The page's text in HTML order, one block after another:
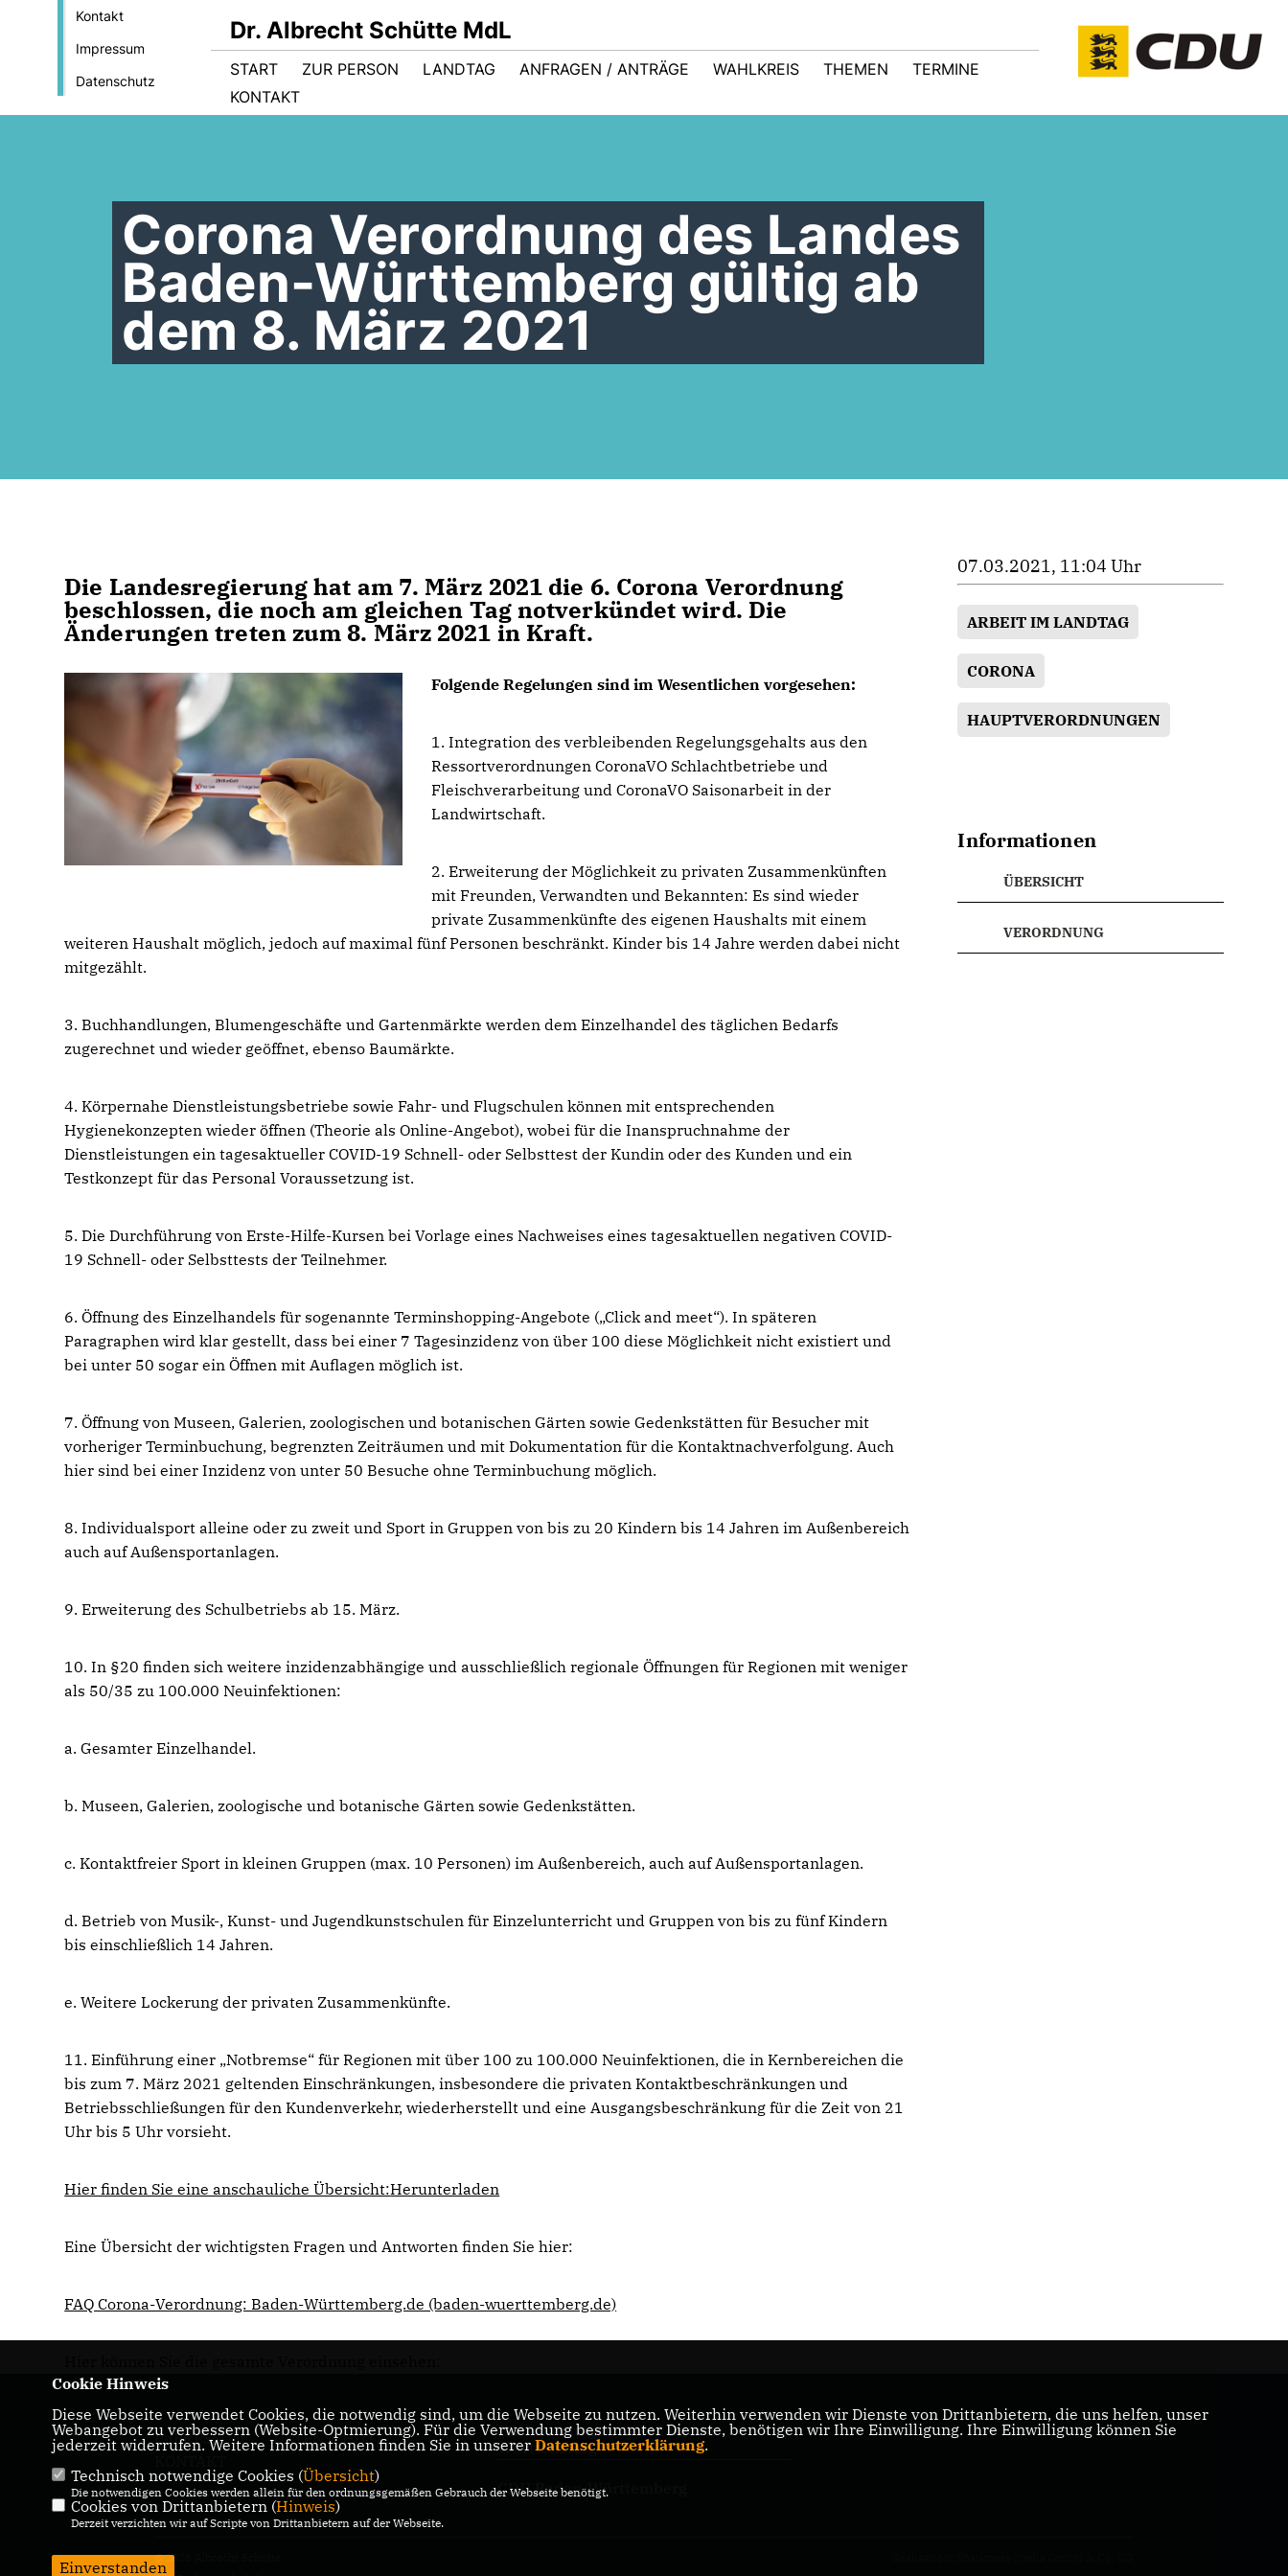
Kontakt
Impressum
Datenschutz
Dr. Albrecht Schütte MdL
START ZUR PERSON LANDTAG ANFRAGEN / ANTRÄGE WAHLKREIS THEMEN
TERMINE
KONTAKT
Corona Verordnung des Landes
Baden-Württemberg gültig ab
dem 8. März 2021
Die Landesregierung hat am 7. März 2021 die 6. Corona Verordnung
beschlossen, die noch am gleichen Tag notverkündet wird. Die
Änderungen treten zum 8. März 2021 in Kraft.
Folgende Regelungen sind im Wesentlichen vorgesehen:
1. Integration des verbleibenden Regelungsgehalts aus den
Ressortverordnungen CoronaVO Schlachtbetriebe und
Fleischverarbeitung und CoronaVO Saisonarbeit in der
Landwirtschaft.
2. Erweiterung der Möglichkeit zu privaten Zusammenkünften
mit Freunden, Verwandten und Bekannten: Es sind wieder
private Zusammenkünfte des eigenen Haushalts mit einem
weiteren Haushalt möglich, jedoch auf maximal fünf Personen beschränkt. Kinder bis 14 Jahre werden dabei nicht
mitgezählt.
3. Buchhandlungen, Blumengeschäfte und Gartenmärkte werden dem Einzelhandel des täglichen Bedarfs
zugerechnet und wieder geöffnet, ebenso Baumärkte.
4. Körpernahe Dienstleistungsbetriebe sowie Fahr- und Flugschulen können mit entsprechenden
Hygienekonzepten wieder öffnen (Theorie als Online-Angebot), wobei für die Inanspruchnahme der
Dienstleistungen ein tagesaktueller COVID-19 Schnell- oder Selbsttest der Kundin oder des Kunden und ein
Testkonzept für das Personal Voraussetzung ist.
5. Die Durchführung von Erste-Hilfe-Kursen bei Vorlage eines Nachweises eines tagesaktuellen negativen COVID-
19 Schnell- oder Selbsttests der Teilnehmer.
6. Öffnung des Einzelhandels für sogenannte Terminshopping-Angebote („Click and meet“). In späteren
Paragraphen wird klar gestellt, dass bei einer 7 Tagesinzidenz von über 100 diese Möglichkeit nicht existiert und
bei unter 50 sogar ein Öffnen mit Auflagen möglich ist.
7. Öffnung von Museen, Galerien, zoologischen und botanischen Gärten sowie Gedenkstätten für Besucher mit
vorheriger Terminbuchung, begrenzten Zeiträumen und mit Dokumentation für die Kontaktnachverfolgung. Auch
hier sind bei einer Inzidenz von unter 50 Besuche ohne Terminbuchung möglich.
8. Individualsport alleine oder zu zweit und Sport in Gruppen von bis zu 20 Kindern bis 14 Jahren im Außenbereich
auch auf Außensportanlagen.
9. Erweiterung des Schulbetriebs ab 15. März.
10. In §20 finden sich weitere inzidenzabhängige und ausschließlich regionale Öffnungen für Regionen mit weniger
als 50/35 zu 100.000 Neuinfektionen:
a. Gesamter Einzelhandel.
b. Museen, Galerien, zoologische und botanische Gärten sowie Gedenkstätten.
c. Kontaktfreier Sport in kleinen Gruppen (max. 10 Personen) im Außenbereich, auch auf Außensportanlagen.
d. Betrieb von Musik-, Kunst- und Jugendkunstschulen für Einzelunterricht und Gruppen von bis zu fünf Kindern
bis einschließlich 14 Jahren.
e. Weitere Lockerung der privaten Zusammenkünfte.
11. Einführung einer „Notbremse“ für Regionen mit über 100 zu 100.000 Neuinfektionen, die in Kernbereichen die
bis zum 7. März 2021 geltenden Einschränkungen, insbesondere die privaten Kontaktbeschränkungen und
Betriebsschließungen für den Kundenverkehr, wiederherstellt und eine Ausgangsbeschränkung für die Zeit von 21
Uhr bis 5 Uhr vorsieht.
Hier finden Sie eine anschauliche Übersicht:Herunterladen
Eine Übersicht der wichtigsten Fragen und Antworten finden Sie hier:
FAQ Corona-Verordnung: Baden-Württemberg.de (baden-wuerttemberg.de)
07.03.2021, 11:04 Uhr
ARBEIT IM LANDTAG
CORONA
HAUPTVERORDNUNGEN
Informationen
ÜBERSICHT
VERORDNUNG
IMPRESSUM
DATENSCHUTZ
CDU-Landtagsfraktion Baden-
Württemberg
CDU Baden-Württemberg
@2026 Albrecht Schütte
Cookie Hinweis
Diese Webseite verwendet Cookies, die notwendig sind, um die Webseite zu nutzen. Weiterhin verwenden wir Dienste von Drittanbietern, die uns helfen, unser
Webangebot zu verbessern (Website-Optmierung). Für die Verwendung bestimmter Dienste, benötigen wir Ihre Einwilligung. Ihre Einwilligung können Sie
jederzeit widerrufen. Weitere Informationen finden Sie in unserer Datenschutzerklärung.
Technisch notwendige Cookies (Übersicht)
Die notwendigen Cookies werden allein für den ordnungsgemäßen Gebrauch der Webseite benötigt.
Cookies von Drittanbietern (Hinweis)
Derzeit verzichten wir auf Scripte von Drittanbietern auf der Webseite.
Einverstanden